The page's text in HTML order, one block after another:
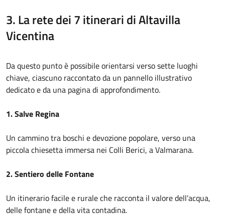
3. La rete dei 7 itinerari di Altavilla
Vicentina
Da questo punto è possibile orientarsi verso sette luoghi
chiave, ciascuno raccontato da un pannello illustrativo
dedicato e da una pagina di approfondimento.
1. Salve Regina
Un cammino tra boschi e devozione popolare, verso una
piccola chiesetta immersa nei Colli Berici, a Valmarana.
2. Sentiero delle Fontane
Un itinerario facile e rurale che racconta il valore dell’acqua,
delle fontane e della vita contadina.